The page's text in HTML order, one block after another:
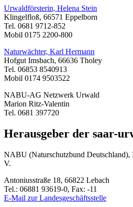
Urwaldförsterin, Helena Stein
Klingelfloß, 66571 Eppelborn
Tel. 0681 9712-852
Mobil 0175 2200-800
Naturwächter, Karl Hermann
Hofgut Imsbach, 66636 Tholey
Tel. 06853 8540913
Mobil 0174 9503522
NABU-AG Netzwerk Urwald
Marion Ritz-Valentin
Tel. 0681 397720
Herausgeber der saar-
NABU (Naturschutzbund Deutschland),
V.
Antoniusstraße 18, 66822 Lebach
Tel.: 06881 93619-0, Fax: -11
E-Mail zur Landesgeschäftsstelle